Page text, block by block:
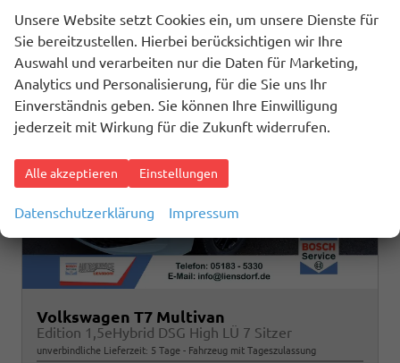
Volkswagen T7 Multivan
Edition 1,5eHybrid DSG High LÜ 7 Sitzer
unverbindliche Lieferzeit: 5 Tage Fahrzeug mit Tageszulassung
Unsere Website setzt Cookies ein, um unsere Dienste für
Sie bereitzustellen. Hierbei berücksichtigen wir Ihre
Auswahl und verarbeiten nur die Daten für Marketing,
Analytics und Personalisierung, für die Sie uns Ihr
Einverständnis geben. Sie können Ihre Einwilligung
jederzeit mit Wirkung für die Zukunft widerrufen.
Alle akzeptieren Einstellungen
Datenschutzerklärung Impressum